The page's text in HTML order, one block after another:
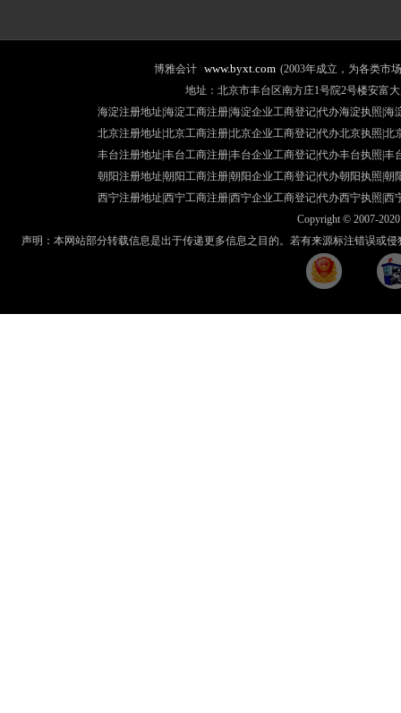
博雅会计 www.byxt.com (2003年成立，为各类市
地址：北京市丰台区南方庄1号院2号楼安富大
海淀注册地址|海淀工商注册|海淀企业工商登记|代办海淀执照| 海
北京注册地址 |北京工商注册|北京企业工商登记代办北京执照 北
丰台注册地址 |丰台工商注册|丰台企业工商登记代办丰台执照 丰
朝阳注册地址 |朝阳工商注册|朝阳企业工商登记代办朝阳执照 朝
西宁注册地址 |西宁工商注册|西宁企业工商登记代办西宁执照 西
Copyright © 2007-
声明：本网站部分转载信息是出于传递更多信息之目的。若有来源标注错误或